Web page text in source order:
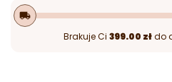
local_shipping
Brakuje Ci 399.00 złdo